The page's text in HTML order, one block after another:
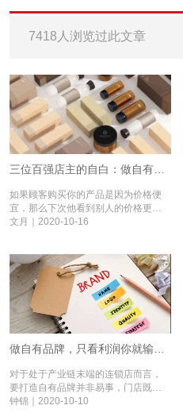
7418人浏览过此文章
如果顾客购买你的产品是因为价格便
宜，那么下次他看到别人的价格更便
宜又会买别人的，对品牌和门店还有
文月｜2020-10-16
对于处于产业链末端的连锁店而言，
要打造自有品牌并非易事，门店既不
懂配方，也无法分辨产品的好坏及其
钟锦｜2020-10-10